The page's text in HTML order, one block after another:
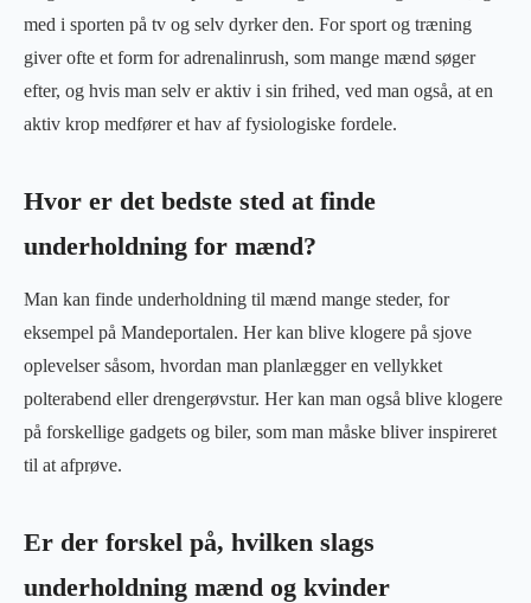
med i sporten på tv og selv dyrker den. For sport og træning
giver ofte et form for adrenalinrush, som mange mænd søger
efter, og hvis man selv er aktiv i sin frihed, ved man også, at en
aktiv krop medfører et hav af fysiologiske fordele.
Hvor er det bedste sted at finde
underholdning for mænd?
Man kan finde underholdning til mænd mange steder, for
eksempel på Mandeportalen. Her kan blive klogere på sjove
oplevelser såsom, hvordan man planlægger en vellykket
polterabend eller drengerøvstur. Her kan man også blive klogere
på forskellige gadgets og biler, som man måske bliver inspireret
til at afprøve.
Er der forskel på, hvilken slags
underholdning mænd og kvinder